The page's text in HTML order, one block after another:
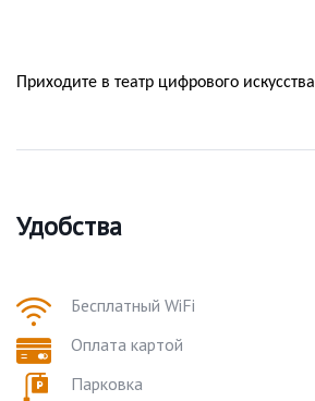
Приходите в театр цифрового искусства
Удобства
Бесплатный WiFi
Оплата картой
Парковка